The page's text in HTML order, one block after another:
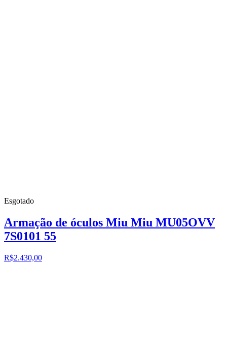
Esgotado
Armação de óculos Miu Miu MU05OVV
7S0101 55
R$2.430,00